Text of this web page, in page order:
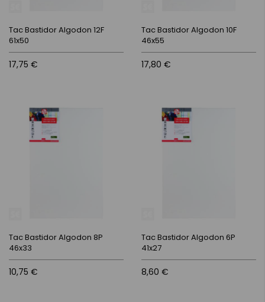
Tac Bastidor Algodon 12F
61x50
17,75 €
Tac Bastidor Algodon 10F
46x55
17,80 €
Tac Bastidor Algodon 8P
46x33
10,75 €
Tac Bastidor Algodon 6P
41x27
8,60 €